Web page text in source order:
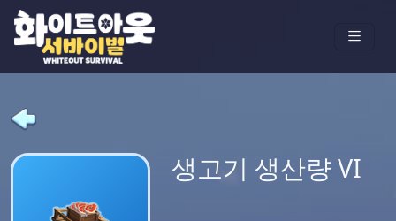
생고기 생산량 VI